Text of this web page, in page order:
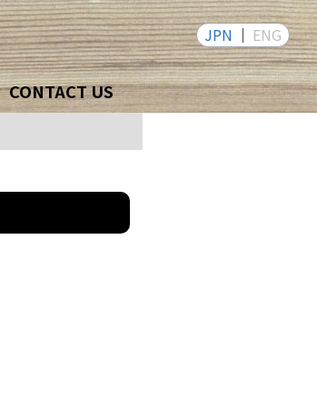
CONTACT US
JPN ENG